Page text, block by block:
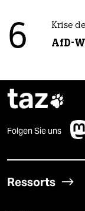
6 Krise
AfD-
taz
Folgen Sie uns
Ressorts